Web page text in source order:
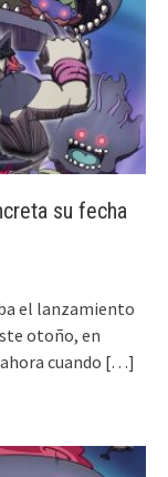
su fecha
el lanzamiento
otoño, en
cuando […]